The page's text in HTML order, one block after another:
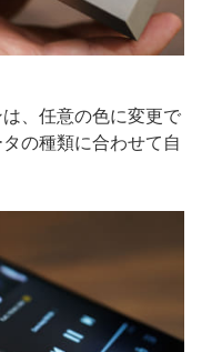
、任意の色に変更で
の種類に合わせて自